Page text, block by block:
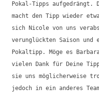
Pokal-Tipps aufgedrängt.
macht den Tipp wieder
sich Nicole von uns
verunglückten Saison
Pokaltipp. Möge es
vielen Dank für Deine
sie uns möglicherweise
jedoch in ein anderes